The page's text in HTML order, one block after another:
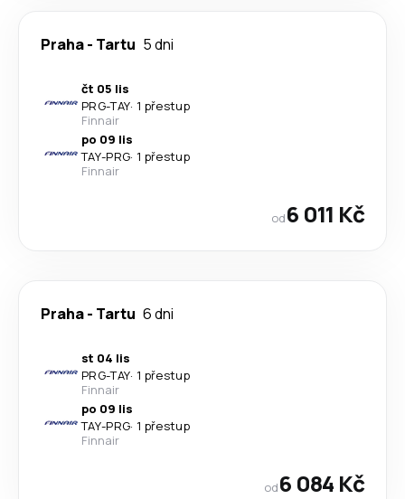
Praha- Tartu 5 dni
čt 05 lis
PRG-TAY· 1 přestup
Finnair
po 09 lis
TAY-PRG· 1 přestup
Finnair
od6 011 Kč
Praha- Tartu 6 dni
st 04 lis
PRG-TAY· 1 přestup
Finnair
po 09 lis
TAY-PRG· 1 přestup
Finnair
od6 084 Kč